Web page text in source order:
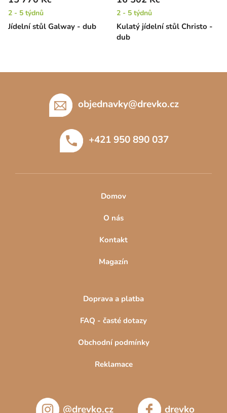
Jídelní stůl Galway - dub
2 - 5 týdnů
Kulatý jídelní stůl Christo -
dub
2 - 5 týdnů
objednavky@drevko.cz
+421 950 890 037
Domov
O nás
Kontakt
Magazín
Doprava a platba
FAQ - časté dotazy
Obchodní podmínky
Reklamace
@drevko.cz drevko